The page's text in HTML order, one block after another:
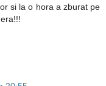
si la o hora a zburat pe